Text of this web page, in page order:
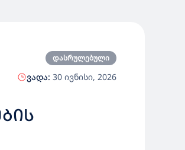
დასრულებული
ვადა: 30 ივნისი, 2026